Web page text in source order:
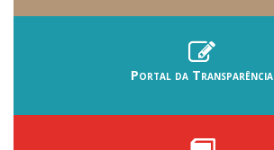
Portal da Transparência